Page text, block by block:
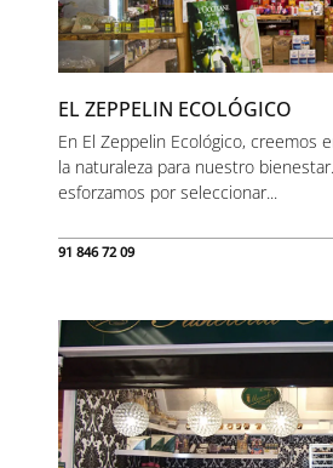
EL ZEPPELIN ECOLÓGICO
En El Zeppelin Ecológico, creemos
la naturaleza para nuestro
esforzamos por seleccionar...
91 846 72 09